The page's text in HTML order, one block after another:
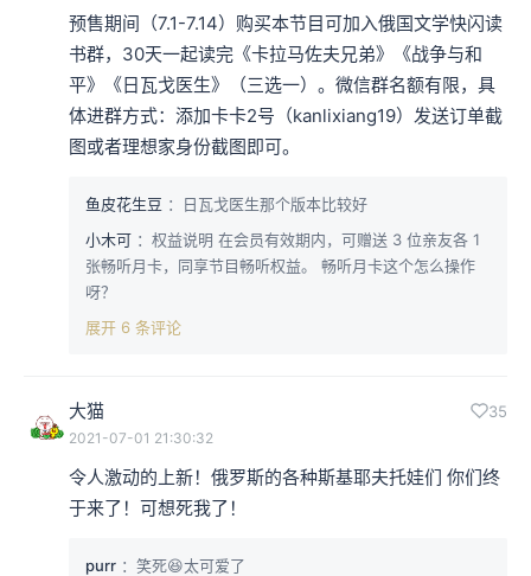
预售期间（7.1-7.14）购买本节目可加入俄国文学快闪读
书群，30天一起读完《卡拉马佐夫兄弟》《战争与和
平》《日瓦戈医生》（三选一）。微信群名额有限，具
体进群方式：添加卡卡2号（kanlixiang19）发送订单截
图或者理想家身份截图即可。
鱼皮花生豆 ：日瓦戈医生那个版本比较好
小木可 ：权益说明 在会员有效期内，可赠送 3 位亲友各 1
张畅听月卡，同享节目畅听权益。 畅听月卡这个怎么操作
呀？
展开 6 条评论
大猫 35
2021-07-01 21:30:32
令人激动的上新！俄罗斯的各种斯基耶夫托娃们 你们终
于来了！可想死我了！
purr ：笑死😆太可爱了